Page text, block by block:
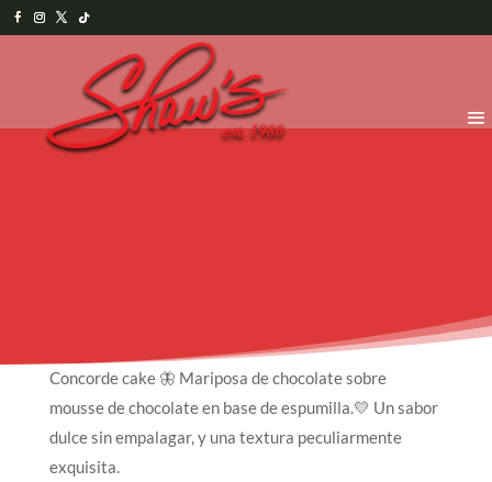
Concorde cake 🦋 Mariposa de chocolate sobre
mousse de chocolate en base de espumilla.💛 Un sabor
dulce sin empalagar, y una textura peculiarmente
exquisita.